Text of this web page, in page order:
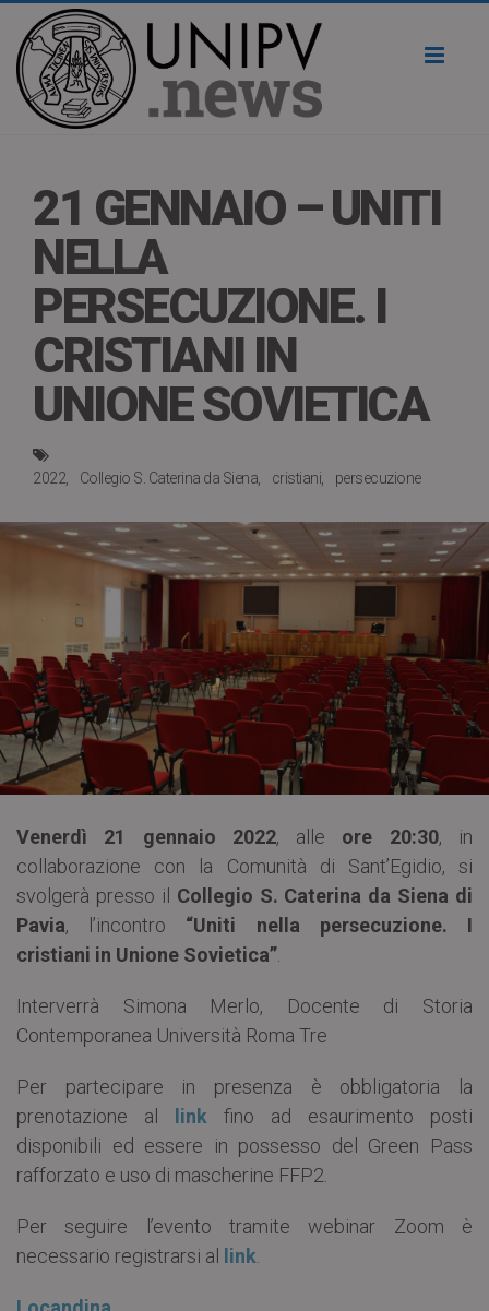
21 GENNAIO – UNITI
NELLA
PERSECUZIONE. I
CRISTIANI IN
UNIONE SOVIETICA
2022 Collegio S. Caterina da Siena cristiani persecuzione
Venerdì 21 gennaio 2022, alle ore 20:30, in
collaborazione con la Comunità di Sant’Egidio, si
svolgerà presso il Collegio S. Caterina da Siena di
Pavia, l’incontro “Uniti nella persecuzione. I
cristiani in Unione Sovietica”
Interverrà Simona Merlo, Docente di Storia
Contemporanea Università Roma Tre
Per partecipare in presenza è obbligatoria la
prenotazione al link fino ad esaurimento posti
disponibili ed essere in possesso del Green Pass
rafforzato e uso di mascherine FFP2.
Per seguire l’evento tramite webinar Zoom è
necessario registrarsi al link